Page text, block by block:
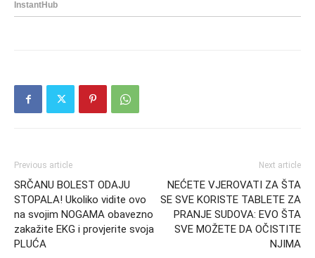
Previous article
SRČANU BOLEST ODAJU
STOPALA! Ukoliko vidite ovo
na svojim NOGAMA obavezno
zakažite EKG i provjerite svoja
PLUĆA
Next article
NEĆETE VJEROVATI ZA ŠTA
SE SVE KORISTE TABLETE ZA
PRANJE SUDOVA: EVO ŠTA
SVE MOŽETE DA OČISTITE
NJIMA